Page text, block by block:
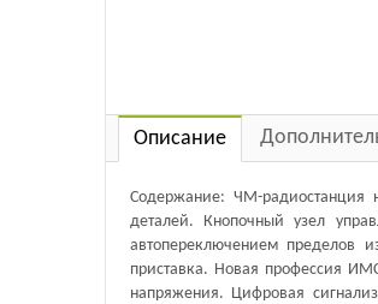
Описание
Содержание: ЧМ-радиостанция
деталей. Кнопочный узел
автопереключением пределов
приставка. Новая профессия
напряжения. Цифровая